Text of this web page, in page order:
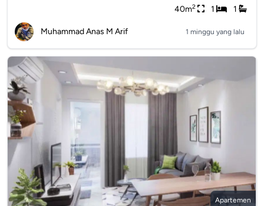
40m2 1 1
Muhammad Anas M Arif 1 minggu yang lalu
Apartemen